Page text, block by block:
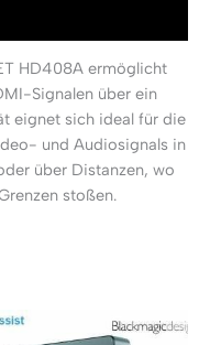
HD408A ermöglicht
Signalen über ein
eignet sich ideal für die
und Audiosignals in
über Distanzen, wo
stoßen.